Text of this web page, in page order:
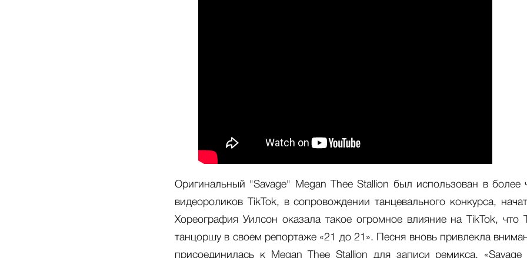
Оригинальный "Savage" Megan Thee Stallion был использован в
видеороликов TikTok, в сопровождении танцевального конкурса,
Хореография Уилсон оказала такое огромное влияние на TikTok, что
танцоршу в своем репортаже «21 до 21». Песня вновь привлекла
присоединилась к Megan Thee Stallion для записи ремикса.